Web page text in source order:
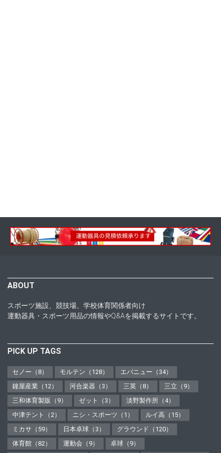
ABOUT
スポーツ施設、競技場、学校体育関係者向け
運動器具・スポーツ用品の情報やQ&Aを掲載するサイトです。
PICK UP TAGS
セノー（8） モルテン（128）
エバニュー（34）
鐘屋産業（12）
河合楽器（3） 三英（8）
三立（9）
三和体育製販（9）
ゼット（3）
淡野製作所（4）
中津テント（2）
ニシ・スポーツ（1）
ルイ高（15）
ミカサ（59）
日本卓球（3）
グラウンド（120）
体育館（82）
運動会（9）
卓球（9）